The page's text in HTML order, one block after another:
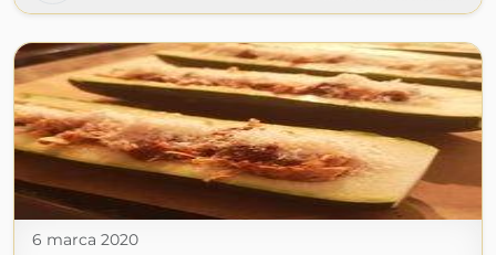
6 marca 2020